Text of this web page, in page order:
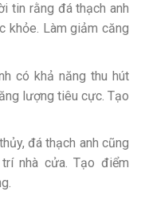
tin rằng đá thạch anh
khỏe. Làm giảm căng
có khả năng thu hút
lượng tiêu cực. Tạo
đá thạch anh cũng
nhà cửa. Tạo điểm